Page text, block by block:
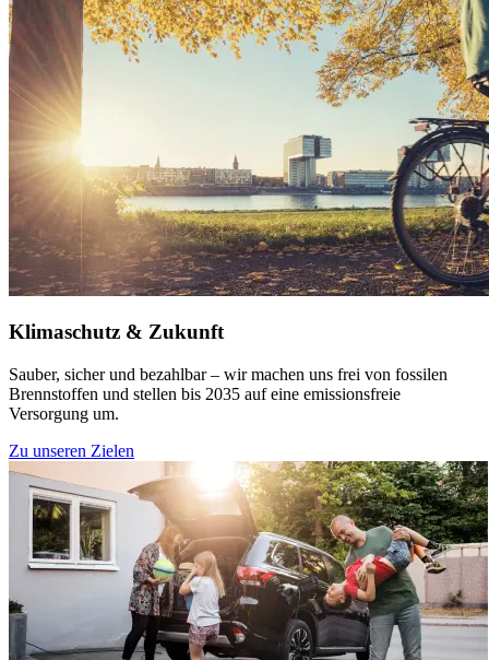
Klimaschutz & Zukunft
Sauber, sicher und bezahlbar – wir machen uns frei von fossilen
Brennstoffen und stellen bis 2035 auf eine emissionsfreie
Versorgung um.
Zu unseren Zielen